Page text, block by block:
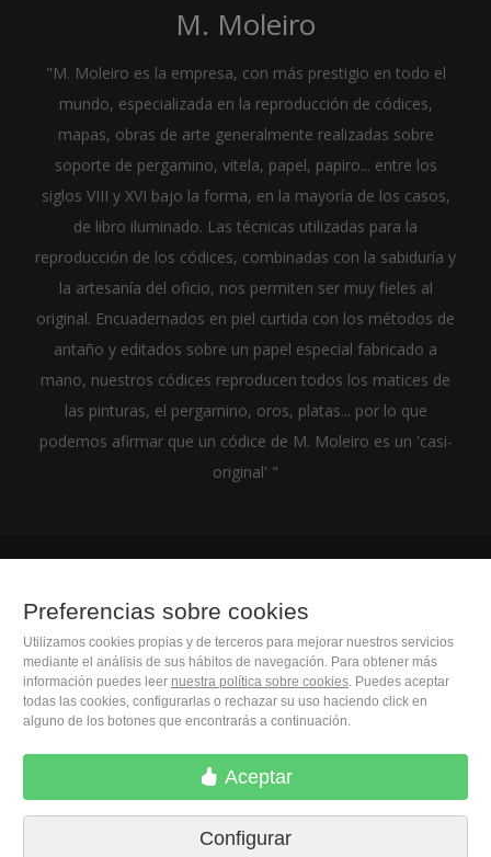
M. Moleiro
"M. Moleiro es la empresa, con más prestigio en todo el
mundo, especializada en la reproducción de códices,
mapas, obras de arte generalmente realizadas sobre
soporte de pergamino, vitela, papel, papiro... entre los
siglos VIII y XVI bajo la forma, en la mayoría de los casos,
de libro iluminado. Las técnicas utilizadas para la
reproducción de los códices, combinadas con la sabiduría y
la artesanía del oficio, nos permiten ser muy fieles al
original. Encuadernados en piel curtida con los métodos de
antaño y editados sobre un papel especial fabricado a
mano, nuestros códices reproducen todos los matices de
las pinturas, el pergamino, oros, platas... por lo que
podemos afirmar que un códice de M. Moleiro es un 'casi-
original' "
(+34) 932 402 091
M. Moleiro Editor, S.A.
Travesera de Gracia, 17
E08021 Barcelona (Spain)
Preferencias sobre cookies
Utilizamos cookies propias y de terceros para mejorar nuestros servicios
mediante el análisis de sus hábitos de navegación. Para obtener más
información puedes leer nuestra política sobre cookies. Puedes aceptar
todas las cookies, configurarlas o rechazar su uso haciendo click en
alguno de los botones que encontrarás a continuación.
Aceptar
Configurar